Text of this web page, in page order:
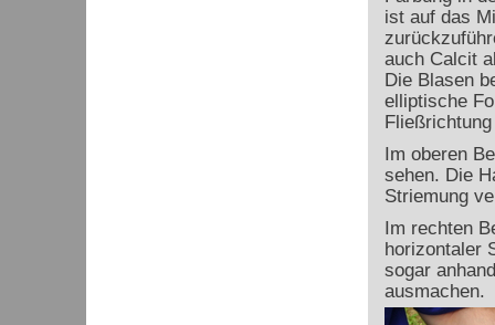
ist auf das
auch Calcit
Die Blasen
elliptische
Im oberen
sehen. Die
Striemung
Im rechten
horizontaler
sogar
ausmachen.